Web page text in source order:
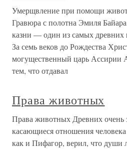
Умерщвление при помощи
Гравюра с полотна Эмиля
казни — один из самых древних
За семь веков до Рождества
могущественный царь Ассирии
тем, что отдавал
Права животных
Права животных Древних очень
касающиеся отношения
как и Пифагор, верил, что души